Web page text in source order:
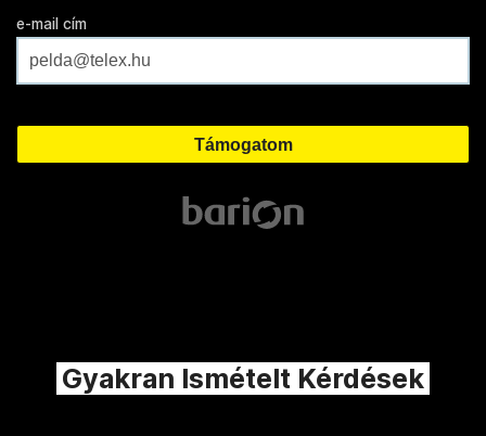
e-mail cím
Gyakran Ismételt Kérdések